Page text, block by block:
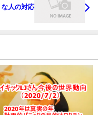
人の対応